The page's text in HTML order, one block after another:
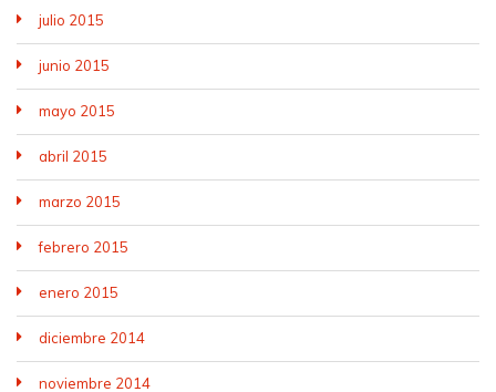
julio 2015
junio 2015
mayo 2015
abril 2015
marzo 2015
febrero 2015
enero 2015
diciembre 2014
noviembre 2014